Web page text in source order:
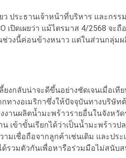
ประธานเจ้าหน้าที่บริหาร และกร
เปิดเผยว่า แม้ไตรมาส 4/2568 จ
ช่วงนี้ค่อนข้างหนาว แต่ในส่วนกลุ่
ยงกลับน่าจะดีขึ้นอย่างชัดเจนเมื่อเ
ทางอเมริกาซึ่งให้ปัจจุบันทางบริษัทต้
นผลิตน้ำมะพร้าวรายอื่นในจังหวัดร
เข้าขั้นเรียกได้ว่าเป็นน้ำมะพร้าว
ามเชื่อถือจากลูกค้าเช่นเดิม และป
รวมตัวกันเพื่อหารือร่วมมือไม่สนับ